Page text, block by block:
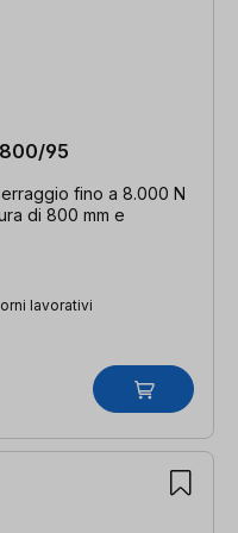
800/95
fino a 8.000 N
di 800 mm e
lavorativi